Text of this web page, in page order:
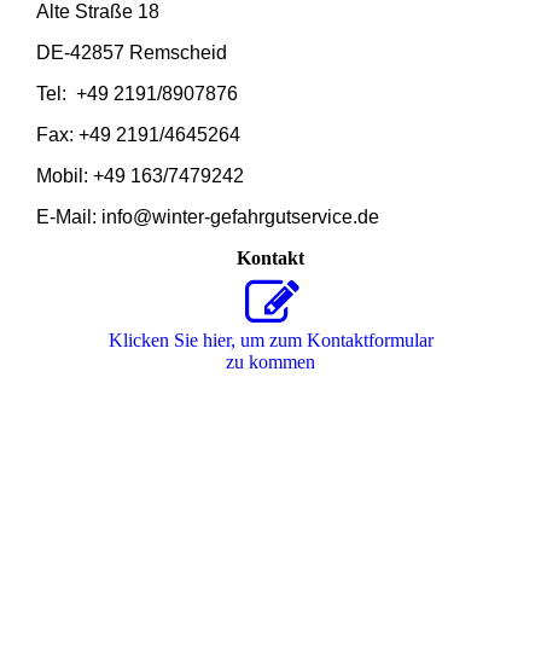
Alte Straße 18
DE-42857 Remscheid
Tel: +49 2191/8907876
Fax: +49 2191/4645264
Mobil: +49 163/7479242
E-Mail: info@winter-gefahrgutservice.de
Kontakt
Klicken Sie hier, um zum Kon­takt­for­mu­lar
zu kommen